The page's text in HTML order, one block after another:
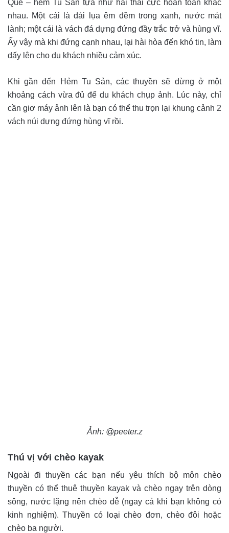
Quế – hẻm Tu Sản tựa như hai thái cực hoàn toàn khác
nhau. Một cái là dải lụa êm đềm trong xanh, nước mát
lành; một cái là vách đá dựng đứng đầy trắc trở và hùng vĩ.
Ấy vậy mà khi đứng cạnh nhau, lại hài hòa đến khó tin, làm
dấy lên cho du khách nhiều cảm xúc.
Khi gần đến Hẻm Tu Sản, các thuyền sẽ dừng ở một
khoảng cách vừa đủ để du khách chụp ảnh. Lúc này, chỉ
cần giơ máy ảnh lên là bạn có thể thu trọn lại khung cảnh 2
vách núi dựng đứng hùng vĩ rồi.
Ảnh: @peeter.z
Thú vị với chèo kayak
Ngoài đi thuyền các bạn nếu yêu thích bộ môn chèo
thuyền có thể thuê thuyền kayak và chèo ngay trên dòng
sông, nước lặng nên chèo dễ (ngay cả khi bạn không có
kinh nghiệm). Thuyền có loại chèo đơn, chèo đôi hoặc
chèo ba người.